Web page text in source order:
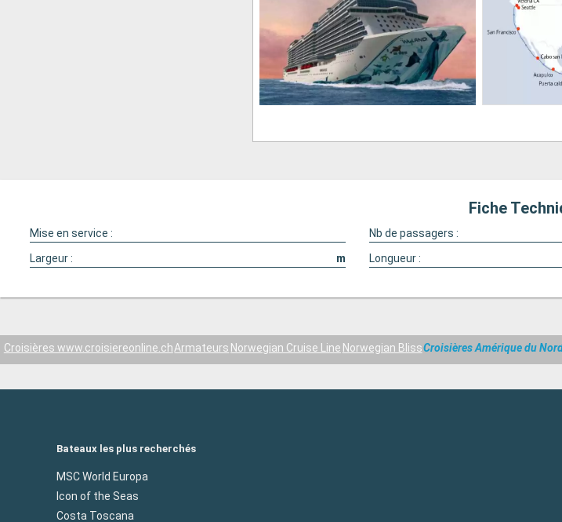
Fiche
Mise en service : Nb de passagers :
Largeur :
m Longueur :
Croisières www.croisiereonline.chArmateurs Norwegian Cruise Line Norwegian BlissCroisières Amérique du
Bateaux les plus recherchés
MSC World Europa
Icon of the Seas
Costa Toscana